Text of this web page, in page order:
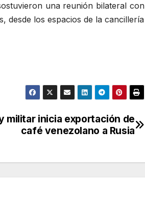
una reunión bilateral con
desde los espacios de la cancillería
militar inicia exportación de
café venezolano a Rusia